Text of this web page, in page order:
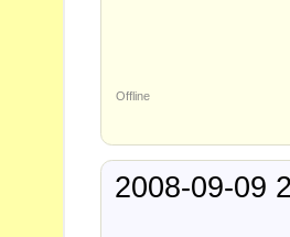
Offline
2008-09-09